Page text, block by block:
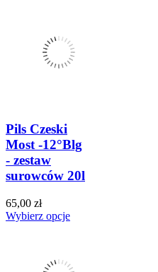
Pils Czeski
Most -12°Blg
- zestaw
surowców 20l
65,00 zł
Wybierz opcje